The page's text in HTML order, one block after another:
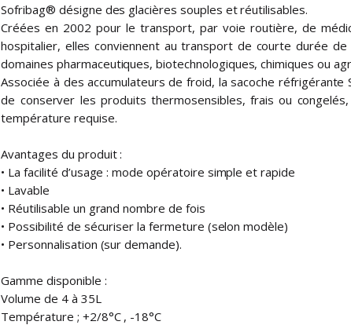
Sofribag® désigne des glacières souples et réutilisables.
Créées en 2002 pour le transport, par voie routière, de
hospitalier, elles conviennent au transport de courte durée
domaines pharmaceutiques, biotechnologiques, chimiques ou
Associée à des accumulateurs de froid, la sacoche
de conserver les produits thermosensibles, frais ou
température requise.
Avantages du produit :
• La facilité d’usage : mode opératoire simple et rapide
• Lavable
• Réutilisable un grand nombre de fois
• Possibilité de sécuriser la fermeture (selon modèle)
• Personnalisation (sur demande).
Gamme disponible :
Volume de 4 à 35L
Température ; +2/8°C , -18°C